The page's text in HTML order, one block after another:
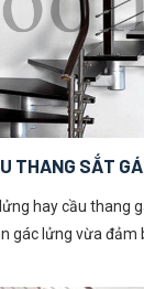
THANG SẮT
hay cầu thang
gác lửng vừa đảm